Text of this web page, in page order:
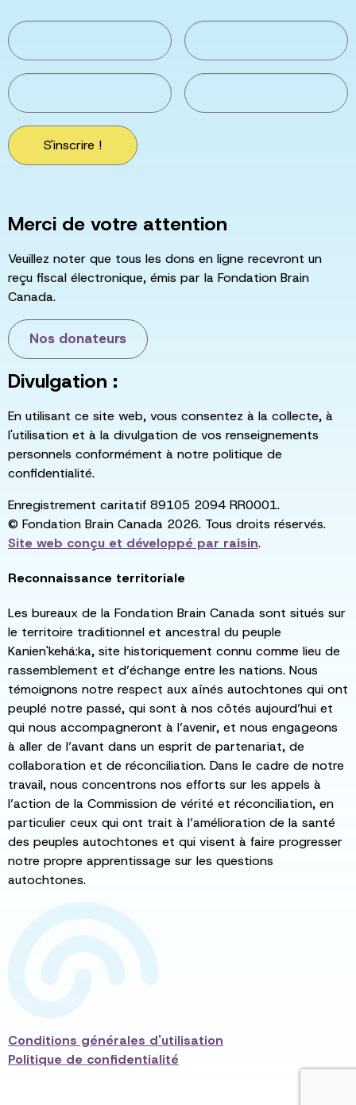
S'inscrire !
Merci de votre attention
Veuillez noter que tous les dons en ligne recevront un
reçu fiscal électronique, émis par la Fondation Brain
Canada.
Nos donateurs
Divulgation :
En utilisant ce site web, vous consentez à la collecte, à
l'utilisation et à la divulgation de vos renseignements
personnels conformément à notre politique de
confidentialité.
Enregistrement caritatif 89105 2094 RR0001.
© Fondation Brain Canada 2026. Tous droits réservés.
Site web conçu et développé par raisin.
Reconnaissance territoriale
Les bureaux de la Fondation Brain Canada sont situés sur
le territoire traditionnel et ancestral du peuple
Kanien'kehá:ka, site historiquement connu comme lieu de
rassemblement et d’échange entre les nations. Nous
témoignons notre respect aux aînés autochtones qui ont
peuplé notre passé, qui sont à nos côtés aujourd’hui et
qui nous accompagneront à l’avenir, et nous engageons
à aller de l’avant dans un esprit de partenariat, de
collaboration et de réconciliation. Dans le cadre de notre
travail, nous concentrons nos efforts sur les appels à
l’action de la Commission de vérité et réconciliation, en
particulier ceux qui ont trait à l’amélioration de la santé
des peuples autochtones et qui visent à faire progresser
notre propre apprentissage sur les questions
autochtones.
Conditions générales d'utilisation
Politique de confidentialité